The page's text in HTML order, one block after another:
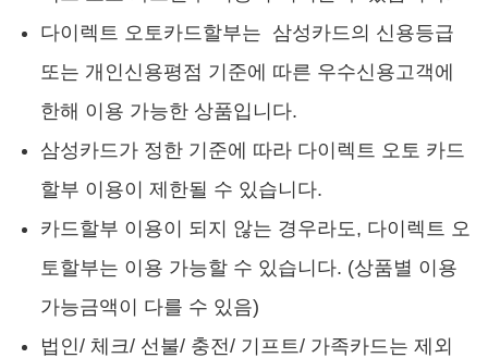
다이렉트 오토카드할부는 삼성카드의 신용등급
또는 개인신용평점 기준에 따른 우수신용고객에
한해 이용 가능한 상품입니다.
삼성카드가 정한 기준에 따라 다이렉트 오토 카드
할부 이용이 제한될 수 있습니다.
카드할부 이용이 되지 않는 경우라도, 다이렉트 오
토할부는 이용 가능할 수 있습니다. (상품별 이용
가능금액이 다를 수 있음)
법인/ 체크/ 선불/ 충전/ 기프트/ 가족카드는 제외